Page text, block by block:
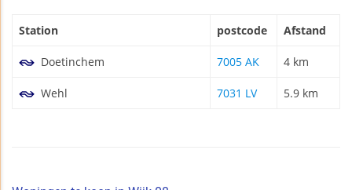
Station postcode Afstand
Doetinchem 7005 AK 4 km
Wehl 7031 LV 5.9 km